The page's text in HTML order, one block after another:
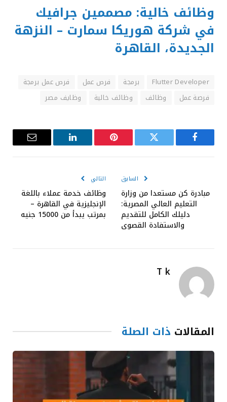
وظائف خالية: مصممين جرافيك
في شركة هوريكا سمارت – النزهة
الجديدة، القاهرة
Flutter Developer برمجة فرص عمل
فرص عمل برمجة
فرصة عمل
وظائف وظائف خالية وظايف مصر
فيسبوك تويتر بينتيريست لينكدإن
البريد
السابق
مبادرة كن مستعدا من وزارة
التعليم العالي المصرية:
دليلك الكامل للتقديم
والاستفادة القصوى
التالي
وظائف خدمة عملاء باللغة
الإنجليزية في القاهرة –
بمرتب يبدأ من 15000 جنيه
T k
المقالات ذات الصلة